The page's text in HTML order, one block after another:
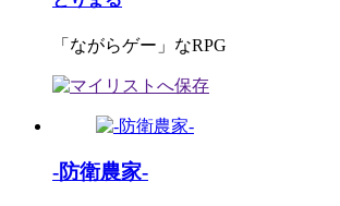
「ながらゲー」なRPG
-防衛農家-